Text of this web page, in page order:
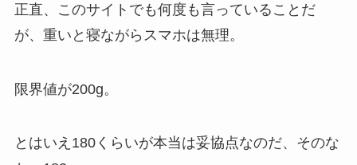
正直、このサイトでも何度も言っていることだ
が、重いと寝ながらスマホは無理。
限界値が200g。
とはいえ180くらいが本当は妥協点なのだ、そのな